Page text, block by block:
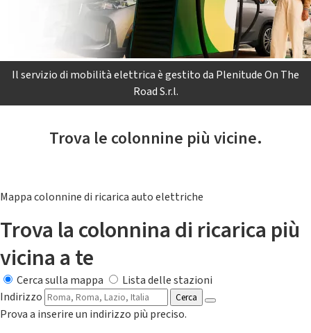
Il servizio di mobilità elettrica è gestito da Plenitude On The
Road S.r.l.
Trova le colonnine più vicine.
Mappa colonnine di ricarica auto elettriche
Trova la colonnina di ricarica più
vicina a te
Cerca sulla mappa
Lista delle stazioni
Indirizzo
Cerca
Prova a inserire un indirizzo più preciso.